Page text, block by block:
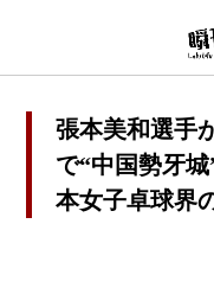
張本美和選手
で“中国勢牙
本女子卓球界